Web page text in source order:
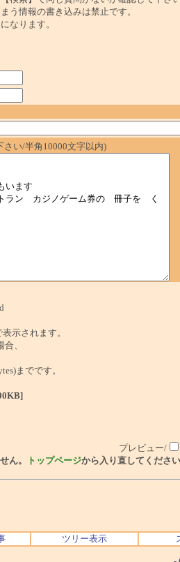
う情報の書き込みは禁止です。
なります。
さい/半角10000文字以内)
示されます。
、
までです。
プレビュー/
ん。
トップページから入り直してください
ツリー表示